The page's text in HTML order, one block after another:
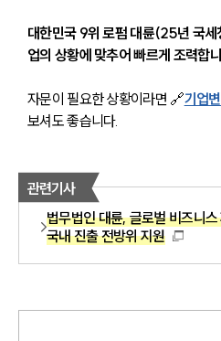
대한민국 9위 로펌 대륜(25년 국세
업의 상황에 맞추어 빠르게 조력합
자문이 필요한 상황이라면 🔗기업
보셔도 좋습니다.
관련기사
법무법인 대륜, 글로벌 비즈니
국내 진출 전방위 지원